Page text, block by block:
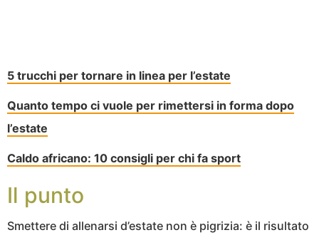
5 trucchi per tornare in linea per l’estate
Quanto tempo ci vuole per rimettersi in forma dopo
l’estate
Caldo africano: 10 consigli per chi fa sport
Il punto
Smettere di allenarsi d’estate non è pigrizia: è il risultato